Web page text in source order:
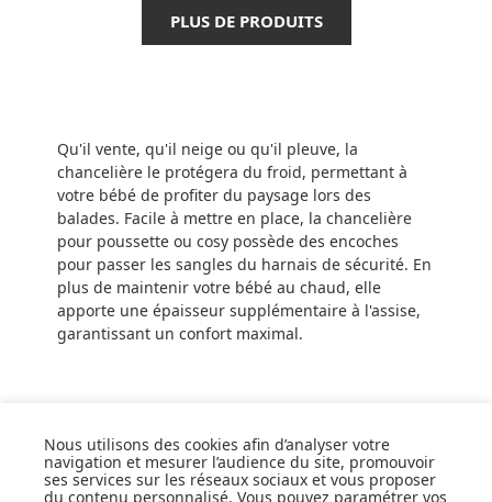
PLUS DE PRODUITS
Qu'il vente, qu'il neige ou qu'il pleuve, la
chancelière le protégera du froid, permettant à
votre bébé de profiter du paysage lors des
balades. Facile à mettre en place, la chancelière
pour poussette ou cosy possède des encoches
pour passer les sangles du harnais de sécurité. En
plus de maintenir votre bébé au chaud, elle
apporte une épaisseur supplémentaire à l'assise,
garantissant un confort maximal.
SUIVEZ NOS ACTUS,
Nous utilisons des cookies afin d’analyser votre
navigation et mesurer l’audience du site, promouvoir
ses services sur les réseaux sociaux et vous proposer
du contenu personnalisé. Vous pouvez paramétrer vos